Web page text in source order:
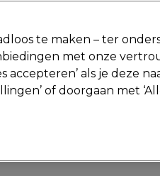
Beauty Salon interieur
te maken – ter
met onze
accepteren’ als je deze
of doorgaan met